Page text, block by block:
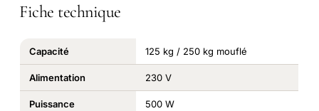
Fiche technique
Capacité 125 kg / 250 kg mouflé
Alimentation 230 V
Puissance 500 W